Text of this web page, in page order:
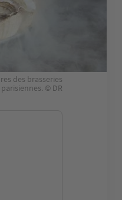
des brasseries
parisiennes. © DR